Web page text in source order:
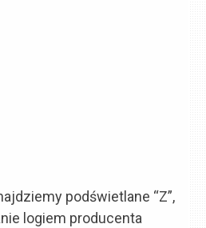
podświetlane “Z”,
logiem producenta